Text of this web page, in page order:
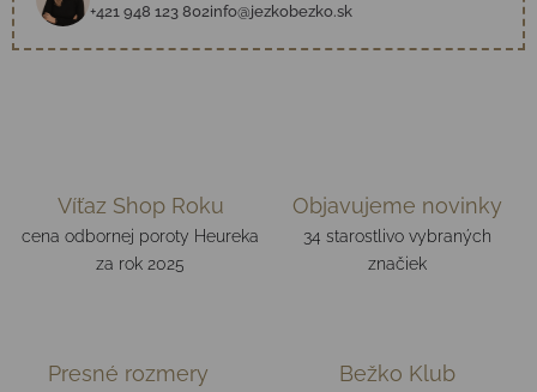
+421 948 123 802info@jezkobezko.sk
Víťaz Shop Roku
cena odbornej poroty Heureka
za rok 2025
Objavujeme novinky
34 starostlivo vybraných
značiek
Presné rozmery Bežko Klub